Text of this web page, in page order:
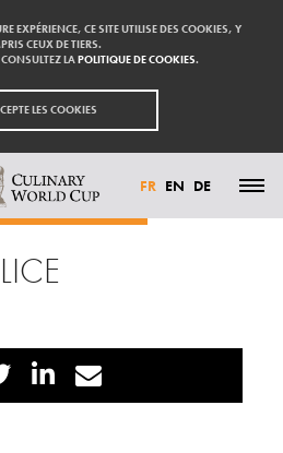
EXPÉRIENCE, CE SITE UTILISE DES COOKIES, Y
CEUX DE TIERS.
LAPOLITIQUE DE COOKIES.
LES COOKIES
FR EN DE
ALICE HARTMANN